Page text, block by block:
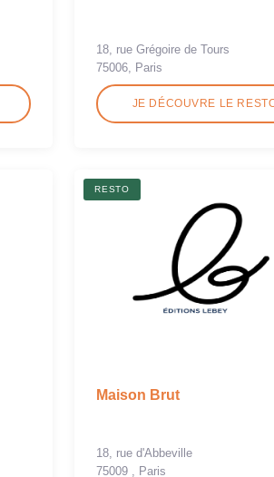
18, rue Grégoire de Tours
75006, Paris
JE DÉCOUVRE LE
RESTO
Maison Brut
18, rue d'Abbeville
75009 , Paris